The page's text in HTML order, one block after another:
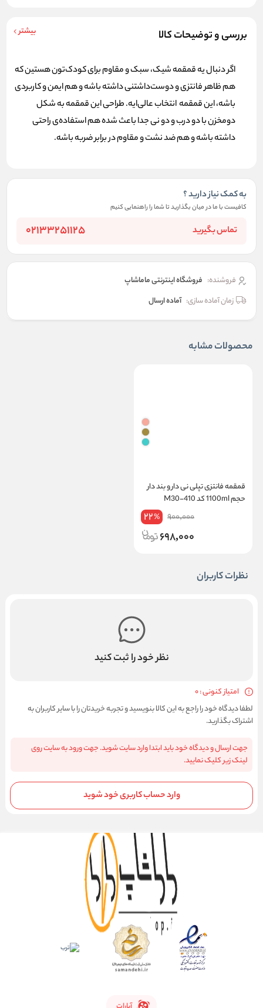
بررسی و توضیحات کالا بیشتر
اگر دنبال یه قمقمه‌ شیک، سبک و مقاوم برای کودک‌تون هستین که
هم ظاهر فانتزی و دوست‌داشتنی داشته باشه و هم ایمن و کاربردی
باشه، این قمقمه انتخاب عالی‌ایه. طراحی این قمقمه به شکل
دومخزن با دو درب و دو نی جدا باعث شده هم استفاده‌ی راحتی
داشته باشه و هم ضد نشت و مقاوم در برابر ضربه باشه.
به کمک نیاز دارید ؟
کافیست با ما در میان بگذارید تا شما را راهنمایی کنیم
تماس بگیرید 02133251125
فروشنده: فروشگاه اینترنتی ماماشاپ
زمان آماده سازی: آماده ارسال
محصولات مشابه
قمقمه فانتزی تپلی نی دار و بند دار
حجم 1100ml کد 410-M30
900,000
22%
698,000
نظرات کاربران
نظر خود را ثبت کنید
امتیاز کنونی : 0
لطفا دیدگاه خود را راجع به این کالا بنویسید و تجربه خریدتان را با سایر کاربران به
اشتراک بگذارید.
جهت ارسال و دیدگاه خود باید ابتدا وارد سایت شوید. جهت ورود به سایت روی
لینک زیر کلیک نمایید.
وارد حساب کاربری خود شوید